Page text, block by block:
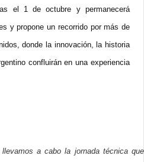
el 1 de octubre y permanecerá
y propone un recorrido por más de
donde la innovación, la historia
confluirán en una experiencia
a cabo la jornada técnica que